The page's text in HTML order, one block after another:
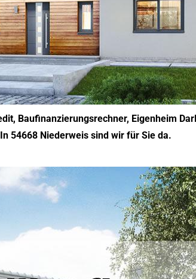
Baufinanzierungsrechner, Eigenheim
54668 Niederweis sind wir für Sie da.